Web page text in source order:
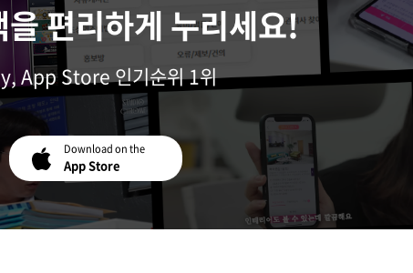
편리하게 누리세요!
App Store 인기순위 1위
Download on the
App Store